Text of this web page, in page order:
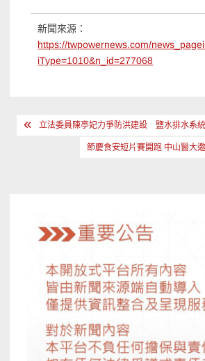
新聞來源：
https://twpowernews.com/
iType=1010&n_id=277068
文 立法委員陳亭妃力爭防洪建設 鹽水排水系
節慶食安短片賽開跑 中山醫大